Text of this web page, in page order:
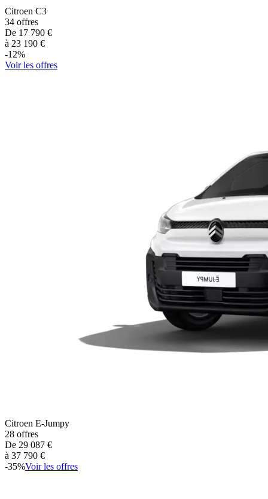
Citroen C3
34 offres
De 17 790 €
à 23 190 €
-12%
Voir les offres
Citroen E-Jumpy
28 offres
De 29 087 €
à 37 790 €
-35%Voir les offres